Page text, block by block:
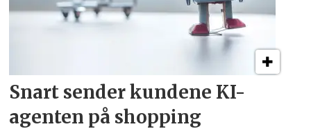
Snart sender kundene KI-
agenten på shopping